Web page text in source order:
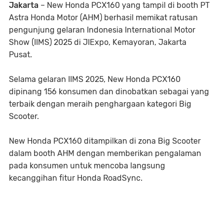
Jakarta – New Honda PCX160 yang tampil di booth PT
Astra Honda Motor (AHM) berhasil memikat ratusan
pengunjung gelaran Indonesia International Motor
Show (IIMS) 2025 di JIExpo, Kemayoran, Jakarta
Pusat.
Selama gelaran IIMS 2025, New Honda PCX160
dipinang 156 konsumen dan dinobatkan sebagai yang
terbaik dengan meraih penghargaan kategori Big
Scooter.
New Honda PCX160 ditampilkan di zona Big Scooter
dalam booth AHM dengan memberikan pengalaman
pada konsumen untuk mencoba langsung
kecanggihan fitur Honda RoadSync.